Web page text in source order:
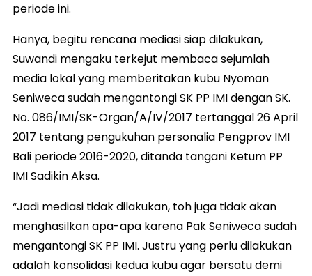
periode ini.
Hanya, begitu rencana mediasi siap dilakukan,
Suwandi mengaku terkejut membaca sejumlah
media lokal yang memberitakan kubu Nyoman
Seniweca sudah mengantongi SK PP IMI dengan SK.
No. 086/IMI/SK-Organ/A/IV/2017 tertanggal 26 April
2017 tentang pengukuhan personalia Pengprov IMI
Bali periode 2016-2020, ditanda tangani Ketum PP
IMI Sadikin Aksa.
“Jadi mediasi tidak dilakukan, toh juga tidak akan
menghasilkan apa-apa karena Pak Seniweca sudah
mengantongi SK PP IMI. Justru yang perlu dilakukan
adalah konsolidasi kedua kubu agar bersatu demi